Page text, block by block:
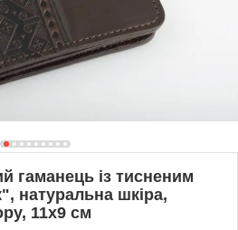
гаманець із тисненим
натуральна шкіра,
11х9 см